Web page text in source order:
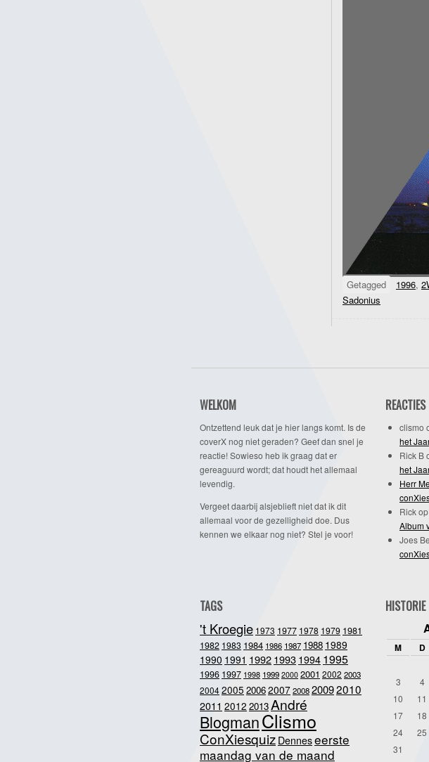
Getagged 1996,
Sadonius
WELKOM
Ontzettend leuk dat je hier langs komt. Is de
coverX nog niet geraden? Geef dan snel je
reactie! Sowieso heb ik graag dat er
gereaguurd wordt; dat houdt het allemaal
levendig.
Vergeet daarbij alsjeblieft niet dat ik dit
allemaal voor de gezelligheid doe. Dus
kennen we elkaar nog niet? Stel je voor!
REACTIES
clismo
het
Rick B
het
Herr
Rickop
Album
Joes
TAGS
't Kroegie 1973 1977 1978 1979 1981
1982 1983 1984 1986 1987 1988 1989
1990 1991 19921993 1994 1995
1996 1997 1998 1999 2000 2001 2002 2003
20042005 20062007200820092010
2011 2012 2013André
BlogmanClismo
ConXiesquiz Denneseerste
maandag van de maand
HISTORIE
M D
3
4
10
11
17
18
24
25
31